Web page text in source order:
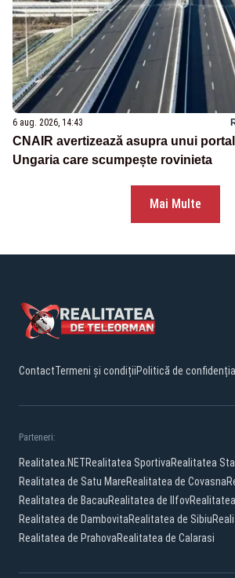
6 aug. 2026, 14:43
CNAIR avertizează asupra unui
Ungaria care scumpește rovinieta
Mai Multe
ContactTermeni și condițiiPolitică de
Parteneri:
Realitatea.NETRealitatea SportivaRealitatea
Realitatea de Satu MareRealitatea de Covasna
Realitatea de BacauRealitatea de Ilfov
Realitatea de DambovitaRealitatea de Sibiu
Realitatea de PrahovaRealitatea de Calarasi